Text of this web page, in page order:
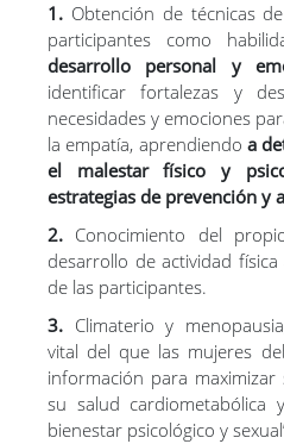
1. Obtención de técnicas
participantes como
desarrollo personal y
identificar fortalezas y
necesidades y emociones
la empatía, aprendiendo a
el malestar físico y
estrategias de prevención y
2. Conocimiento del
desarrollo de actividad
de las participantes.
3. Climaterio y
vital del que las mujeres
información para
su salud cardiometabólica
bienestar psicológico y